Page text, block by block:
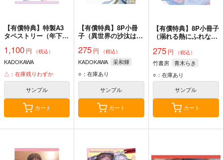
【有償特典】特製A3
タペストリー（年下の
ていただけた 2）
1,100 円 （税込）
KADOKAWA
△：在庫残りわずか
サンプル
カート
【有償特典】8P小冊
子（異世界の沙汰は社
275 円 （税込）
KADOKAWA
采和輝
○：在庫あり
サンプル
カート
【有償特典】8P小冊子
（溺れる熱にふれない
275円 （税込）
竹書房
青木らき
○：在庫あり
サンプル
カート